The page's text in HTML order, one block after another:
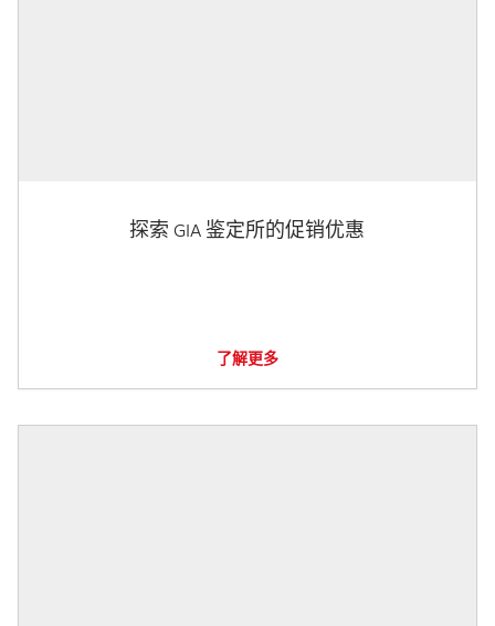
探索 GIA 鉴定所的促销优惠
了解更多